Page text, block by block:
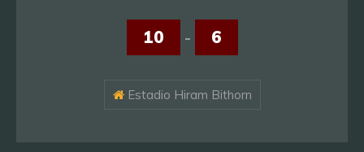
10 - 6
Estadio Hiram Bithorn